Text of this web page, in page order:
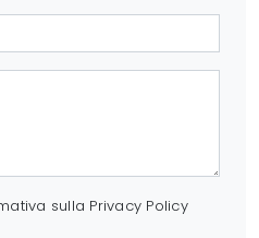
sulla Privacy Policy